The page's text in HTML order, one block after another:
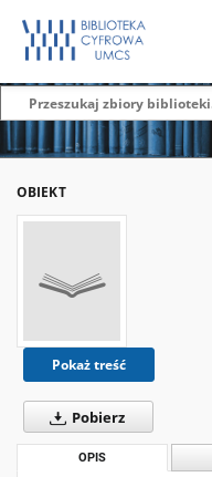
OBIEKT
Pokaż treść
Pobierz
OPIS